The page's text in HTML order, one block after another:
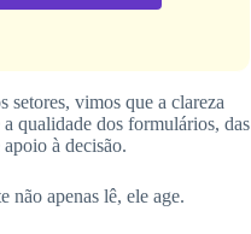
setores, vimos que a clareza
qualidade dos formulários, das
à decisão.
não apenas lê, ele age.